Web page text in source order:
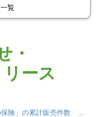
覧
・
ース
保険」の累計販売件数 …